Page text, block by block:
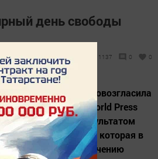
день свободы
1137 0 0
Ассамблея ООН провозгласила
свободы печати (World Press
явилось результатом
ЮНЕСКО, которая в
содействии обеспечению